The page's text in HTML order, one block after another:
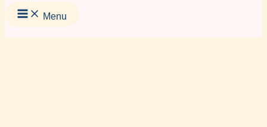
Menu